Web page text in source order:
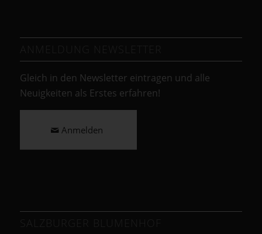
Gleich in den Newsletter eintragen und alle
Neuigkeiten als Erstes erfahren!
Anmelden